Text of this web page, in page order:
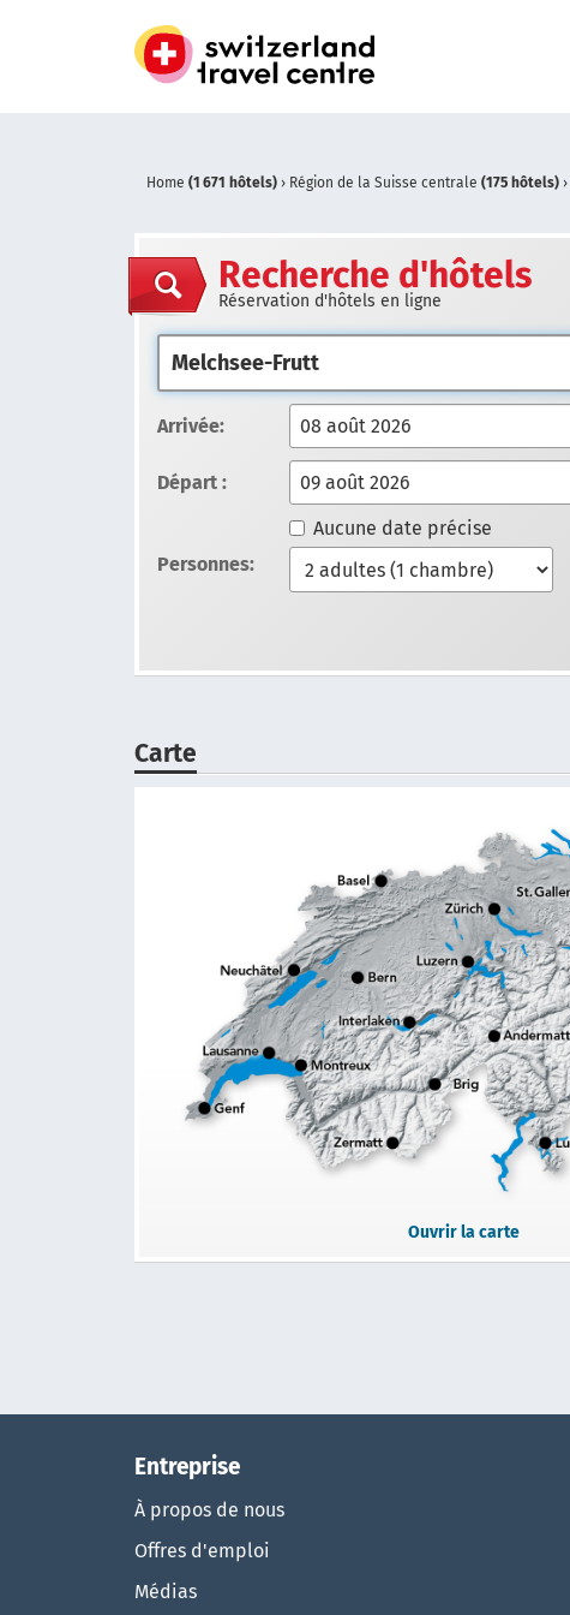
Home (1 671 hôtels) › Région de la Suisse centrale (175 hôtels) ›
Recherche d'hôtels
Réservation d'hôtels en ligne
Arrivée:
Départ :
Aucune date précise
Personnes:
Carte
Ouvrir la carte
Entreprise
À propos de nous
Offres d'emploi
Médias